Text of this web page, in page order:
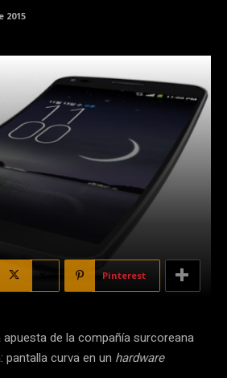
2015
Pinterest
apuesta de la compañía surcoreana
curva en un hardware